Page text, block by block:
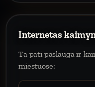
Internetas
Ta pati paslauga ir
miestuose: